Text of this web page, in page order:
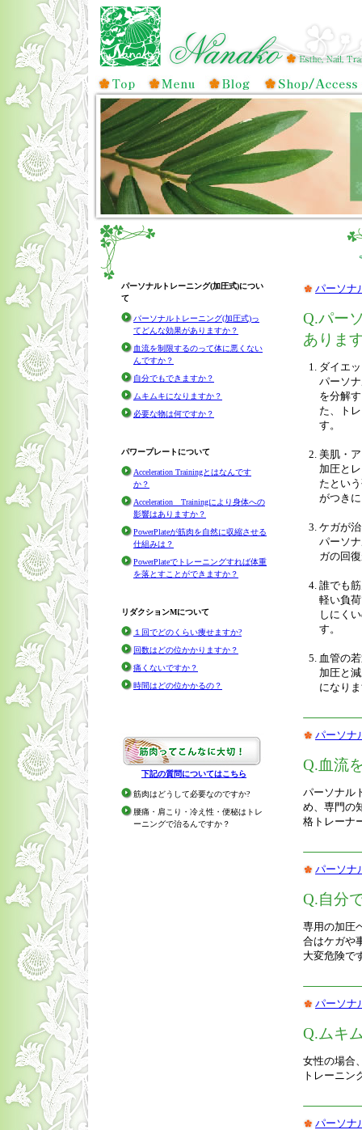
パーソナルトレーニング(加圧式)につい
て
パーソナルトレーニング(加圧式)っ
てどんな効果がありますか？
血流を制限するのって体に悪くない
んですか？
自分でもできますか？
ムキムキになりますか？
必要な物は何ですか？
パワープレートについて
Acceleration Trainingとはなんです
か？
Acceleration Trainingにより身体への
影響はありますか？
PowerPlateが筋肉を自然に収縮させる
仕組みは？
PowerPlateでトレーニングすれば体重
を落とすことができますか？
リダクションMについて
１回でどのくらい痩せますか?
回数はどの位かかりますか？
痛くないですか？
時間はどの位かかるの？
下記の質問についてはこちら
筋肉はどうして必要なのですか?
腰痛・肩こり・冷え性・便秘はトレ
ーニングで治るんですか？
パーソナ
Q.パー
ありま
ダイエ
パーソ
を分解
た、ト
す。
美肌・
加圧と
たとい
がつき
ケガが
パーソ
ガの回
誰でも
軽い負
しにく
す。
血管の
加圧と
になり
パーソナ
Q.血流
パーソナル
め、専門の
格トレーナ
パーソナ
Q.自分
専用の加圧
合はケガや
大変危険で
パーソナ
Q.ムキ
女性の場合
トレーニン
パーソナ